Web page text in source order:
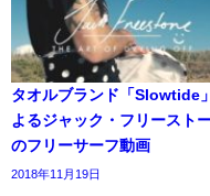
タオルブランド「Slowtide
よるジャック・フリースト
のフリーサーフ動画
2018年11月19日